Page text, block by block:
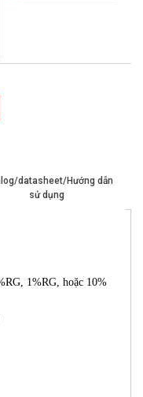
datasheet/Hướng dẫn
sử dụng
1%RG, hoặc 10%